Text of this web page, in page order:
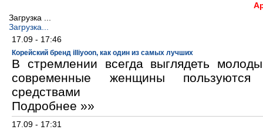
Загрузка ...
Загрузка...
17.09 - 17:46
Корейский бренд illiyoon, как один из самых лучших
В стремлении всегда выглядеть
современные женщины пользуются
средствами
Подробнее »»
17.09 - 17:31